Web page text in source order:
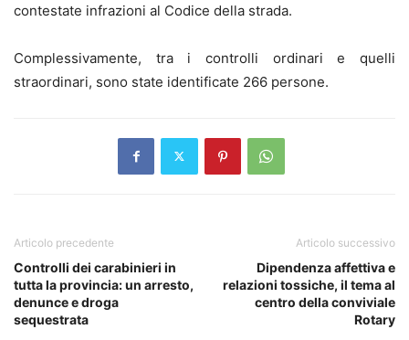
contestate infrazioni al Codice della strada.
Complessivamente, tra i controlli ordinari e quelli
straordinari, sono state identificate 266 persone.
Articolo precedente
Controlli dei carabinieri in
tutta la provincia: un arresto,
denunce e droga
sequestrata
Articolo successivo
Dipendenza affettiva e
relazioni tossiche, il tema al
centro della conviviale
Rotary